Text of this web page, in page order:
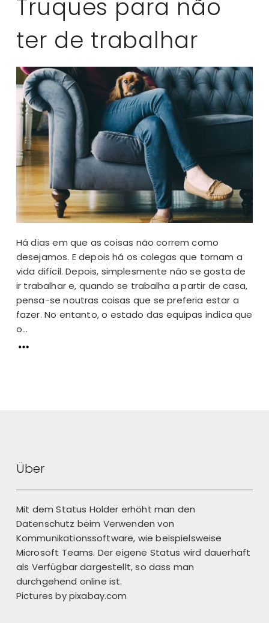
Truques para não
ter de trabalhar
Há dias em que as coisas não correm como
desejamos. E depois há os colegas que tornam a
vida difícil. Depois, simplesmente não se gosta de
ir trabalhar e, quando se trabalha a partir de casa,
pensa-se noutras coisas que se preferia estar a
fazer. No entanto, o estado das equipas indica que
o...
Über
Mit dem Status Holder erhöht man den
Datenschutz beim Verwenden von
Kommunikationssoftware, wie beispielsweise
Microsoft Teams. Der eigene Status wird dauerhaft
als Verfügbar dargestellt, so dass man
durchgehend online ist.
Pictures bypixabay.com